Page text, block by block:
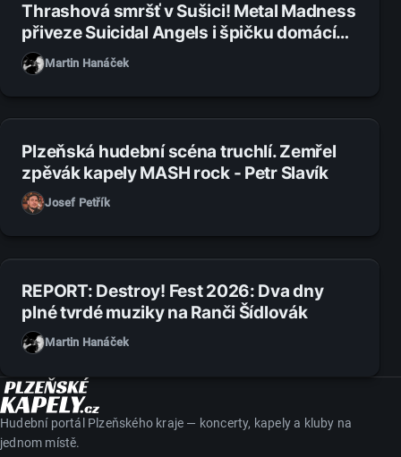
Thrashová smršť v Sušici! Metal Madness
přiveze Suicidal Angels i špičku domácí
scényMartin Hanáček
Plzeňská hudební scéna truchlí. Zemřel
zpěvák kapely MASH rock - Petr Slavík
Josef Petřík
REPORT: Destroy! Fest 2026: Dva dny
plné tvrdé muziky na Ranči Šídlovák
Martin Hanáček
Hudební portál Plzeňského kraje — koncerty, kapely a kluby na
jednom místě.